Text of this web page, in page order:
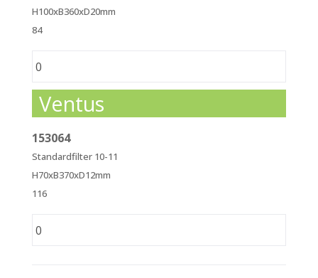
H100xB360xD20mm
84
Ventus
153064
Standardfilter 10-11
H70xB370xD12mm
116